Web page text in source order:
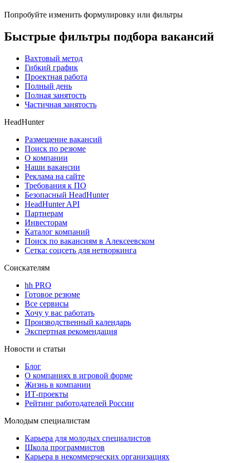
Попробуйте изменить формулировку или фильтры
Быстрые фильтры подбора вакансий
Вахтовый метод
Гибкий график
Проектная работа
Полный день
Полная занятость
Частичная занятость
HeadHunter
Размещение вакансий
Поиск по резюме
О компании
Наши вакансии
Реклама на сайте
Требования к ПО
Безопасный HeadHunter
HeadHunter API
Партнерам
Инвесторам
Каталог компаний
Поиск по вакансиям в Алексеевском
Сетка: соцсеть для нетворкинга
Соискателям
hh PRO
Готовое резюме
Все сервисы
Хочу у вас работать
Производственный календарь
Экспертная рекомендация
Новости и статьи
Блог
О компаниях в игровой форме
Жизнь в компании
ИТ-проекты
Рейтинг работодателей России
Молодым специалистам
Карьера для молодых специалистов
Школа программистов
Карьера в некоммерческих организациях